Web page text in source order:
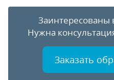
Заинтересованы
Нужна
Заказать